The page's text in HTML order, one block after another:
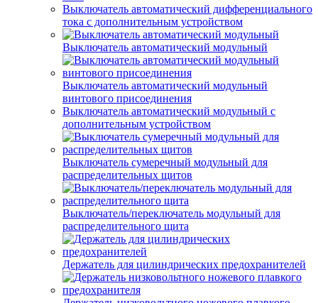
Выключатель автоматический дифференциального
тока с дополнительным устройством
Выключатель автоматический модульный
Выключатель автоматический модульный
винтового присоединения
Выключатель автоматический модульный с
дополнительным устройством
Выключатель сумеречный модульный для
распределительных щитов
Выключатель/переключатель модульный для
распределительного щита
Держатель для цилиндрических предохранителей